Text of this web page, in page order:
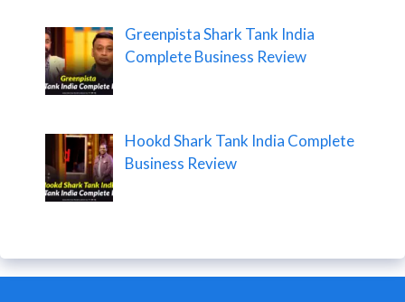
Greenpista Shark Tank India
Complete Business Review
Hookd Shark Tank India Complete
Business Review